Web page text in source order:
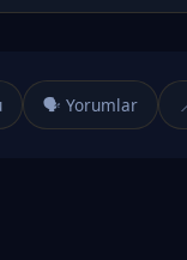
🗣️ Yorumlar